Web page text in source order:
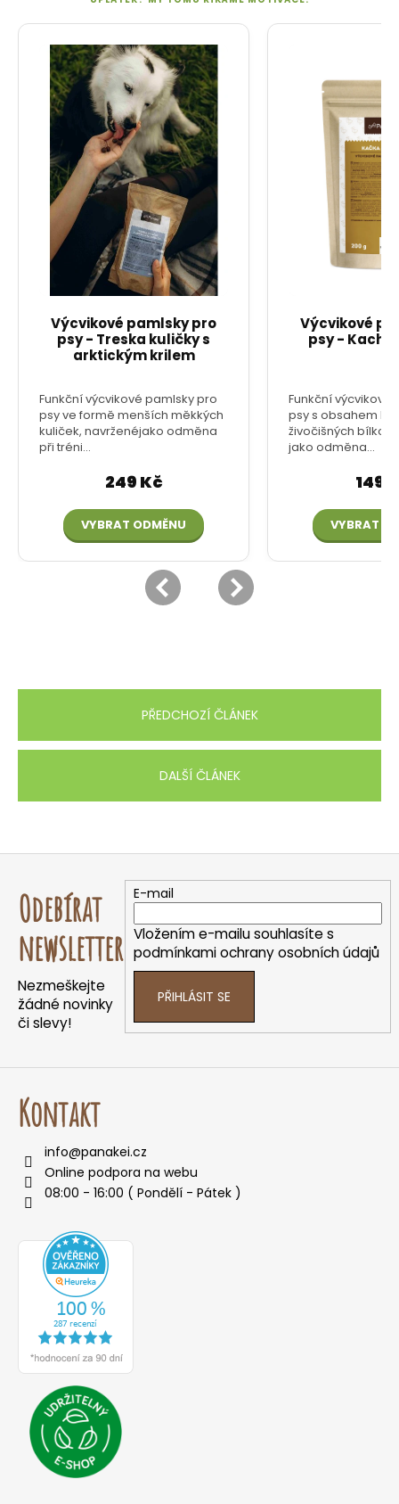
PŘEDCHOZÍ ČLÁNEK
DALŠÍ ČLÁNEK
Odebírat
newsletter
Nezmeškejte
žádné novinky
či slevy!
E-mail
Vložením e-mailu souhlasíte s
podmínkami ochrany osobních údajů
PŘIHLÁSIT SE
Kontakt
info@panakei.cz
Online podpora na webu
08:00 - 16:00 ( Pondělí - Pátek )